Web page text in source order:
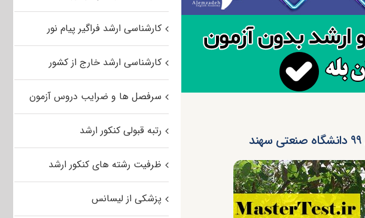
کارشناسی ارشد فراگیر پیام نور
کارشناسی ارشد خارج از کشور
سرفصل ها و ضرایب دروس آزمون
رتبه قبولی کنکور ارشد
ظرفیت رشته های کنکور ارشد
پزشکی از لیسانس